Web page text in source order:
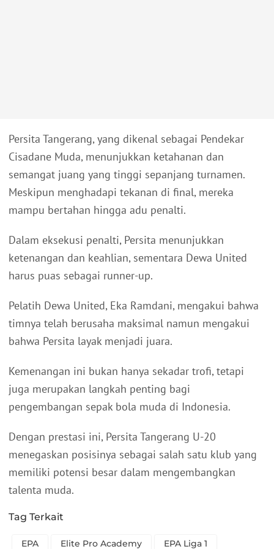
Persita Tangerang, yang dikenal sebagai Pendekar
Cisadane Muda, menunjukkan ketahanan dan
semangat juang yang tinggi sepanjang turnamen.
Meskipun menghadapi tekanan di final, mereka
mampu bertahan hingga adu penalti.
Dalam eksekusi penalti, Persita menunjukkan
ketenangan dan keahlian, sementara Dewa United
harus puas sebagai runner-up.
Pelatih Dewa United, Eka Ramdani, mengakui bahwa
timnya telah berusaha maksimal namun mengakui
bahwa Persita layak menjadi juara.
Kemenangan ini bukan hanya sekadar trofi, tetapi
juga merupakan langkah penting bagi
pengembangan sepak bola muda di Indonesia.
Dengan prestasi ini, Persita Tangerang U-20
menegaskan posisinya sebagai salah satu klub yang
memiliki potensi besar dalam mengembangkan
talenta muda.
Tag Terkait
EPA Elite Pro Academy EPA Liga 1